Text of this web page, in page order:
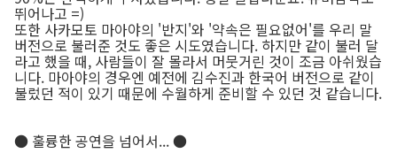
뛰어나고 =)
또한 사카모토 마아야의 '반지'와 '약속은 필요없어'를 우리 말
버전으로 불러준 것도 좋은 시도였습니다. 하지만 같이 불러 달
라고 했을 때, 사람들이 잘 몰라서 머뭇거린 것이 조금 아쉬웠습
니다. 마아야의 경우엔 예전에 김수진과 한국어 버전으로 같이
불렀던 적이 있기 때문에 수월하게 준비할 수 있던 것 같습니다.
● 훌륭한 공연을 넘어서... ●